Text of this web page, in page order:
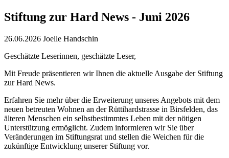
Stiftung zur Hard News - Juni 2026
26.06.2026 Joelle Handschin
Geschätzte Leserinnen, geschätzte Leser,
Mit Freude präsentieren wir Ihnen die aktuelle Ausgabe der Stiftung
zur Hard News.
Erfahren Sie mehr über die Erweiterung unseres Angebots mit dem
neuen betreuten Wohnen an der Rüttihardstrasse in Birsfelden, das
älteren Menschen ein selbstbestimmtes Leben mit der nötigen
Unterstützung ermöglicht. Zudem informieren wir Sie über
Veränderungen im Stiftungsrat und stellen die Weichen für die
zukünftige Entwicklung unserer Stiftung vor.